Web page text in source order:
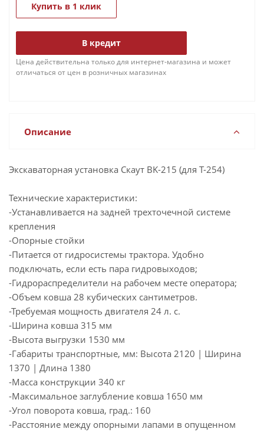
Купить в 1 клик
В кредит
Цена действительна только для интернет-магазина и может
отличаться от цен в розничных магазинах
Описание
Экскаваторная установка Скаут BK-215 (для T-254)
Технические характеристики:
-Устанавливается на задней трехточечной системе
крепления
-Опорные стойки
-Питается от гидросистемы трактора. Удобно
подключать, если есть пара гидровыходов;
-Гидрораспределители на рабочем месте оператора;
-Объем ковша 28 кубических сантиметров.
-Требуемая мощность двигателя 24 л. с.
-Ширина ковша 315 мм
-Высота выгрузки 1530 мм
-Габариты транспортные, мм: Высота 2120 | Ширина
1370 | Длина 1380
-Масса конструкции 340 кг
-Максимальное заглубление ковша 1650 мм
-Угол поворота ковша, град.: 160
-Расстояние между опорными лапами в опущенном